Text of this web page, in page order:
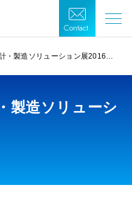
Contact.
・製造ソリューション展2016の
製造ソリューシ